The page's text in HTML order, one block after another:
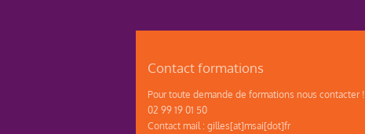
Contact formations
Pour toute demande de formations nous contacter !
02 99 19 01 50
Contact mail : gilles[at]msai[dot]fr